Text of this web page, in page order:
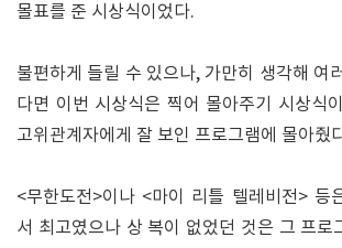
몰표를 준 시상식이었다.
불편하게 들릴 수 있으나, 가만히 생각해 여
다면 이번 시상식은 찍어 몰아주기 시상식
고위관계자에게 잘 보인 프로그램에 몰아줬
<무한도전>이나 <마이 리틀 텔레비전> 등
서 최고였으나 상 복이 없었던 것은 그 프로